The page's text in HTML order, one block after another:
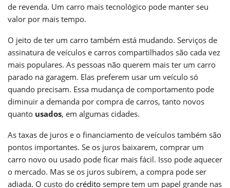
de revenda. Um carro mais tecnológico pode manter seu
valor por mais tempo.
O jeito de ter um carro também está mudando. Serviços de
assinatura de veículos e carros compartilhados são cada vez
mais populares. As pessoas não querem mais ter um carro
parado na garagem. Elas preferem usar um veículo só
quando precisam. Essa mudança de comportamento pode
diminuir a demanda por compra de carros, tanto novos
quanto usados, em algumas cidades.
As taxas de juros e o financiamento de veículos também são
pontos importantes. Se os juros baixarem, comprar um
carro novo ou usado pode ficar mais fácil. Isso pode aquecer
o mercado. Mas se os juros subirem, a compra pode ser
adiada. O custo do crédito sempre tem um papel grande nas